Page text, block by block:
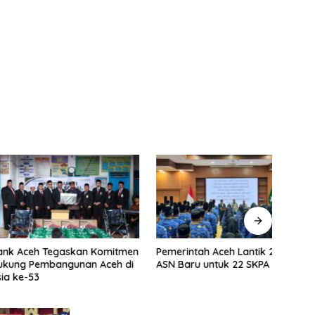
Tegaskan Komitmen
Aceh di
Pemerintah Aceh Lantik 228
ASN Baru untuk 22 SKPA